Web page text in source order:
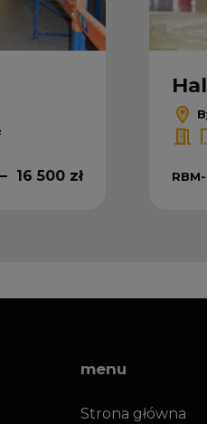
16 500 zł
menu
Strona główna